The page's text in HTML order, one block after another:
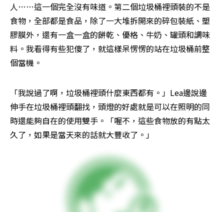
人……這一個完全沒有味道。第二個垃圾桶裡頭裝的不是
食物，全部都是食品，除了一大堆拆開來的碎包裝紙、塑
膠膜外，還有一盒一盒的餅乾、優格、牛奶、罐頭和調味
料。我看得有些犯傻了，就這樣呆愣愣的站在垃圾桶前整
個當機。
「我說過了啊，垃圾桶裡頭什麼東西都有。」Lea邊說邊
伸手在垃圾桶裡頭翻找，頭燈的好處就是可以在照明的同
時還能夠自在的使用雙手。「喔不，這些食物放的有點太
久了，如果是當天來的話就大豐收了。」